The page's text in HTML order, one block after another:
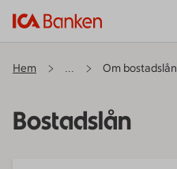
Hem ... Om bostadslån
Bostadslån